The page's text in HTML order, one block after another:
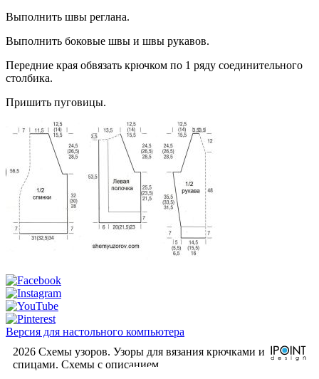
Выполнить швы реглана.
Выполнить боковые швы и швы рукавов.
Передние края обвязать крючком по 1 ряду соединительного
столбика.
Пришить пуговицы.
Версия для настольного компьютера
2026 Схемы узоров. Узоры для вязания крючками и
спицами. Cхемы с описанием.